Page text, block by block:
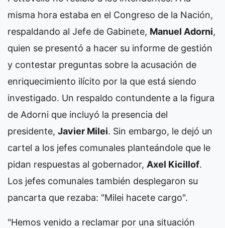
misma hora estaba en el Congreso de la Nación,
respaldando al Jefe de Gabinete, Manuel Adorni,
quien se presentó a hacer su informe de gestión
y contestar preguntas sobre la acusación de
enriquecimiento ilícito por la que está siendo
investigado. Un respaldo contundente a la figura
de Adorni que incluyó la presencia del
presidente, Javier Milei. Sin embargo, le dejó un
cartel a los jefes comunales planteándole que le
pidan respuestas al gobernador, Axel Kicillof.
Los jefes comunales también desplegaron su
pancarta que rezaba: "Milei hacete cargo".
"Hemos venido a reclamar por una situación